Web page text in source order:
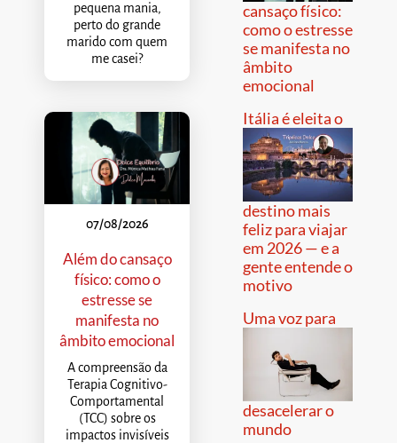
pequena mania,
perto do grande
marido com quem
me casei?
07/08/2026
Além do cansaço
físico: como o
estresse se
manifesta no
âmbito emocional
A compreensão da
Terapia Cognitivo-
Comportamental
(TCC) sobre os
impactos invisíveis
cansaço físico:
como o estresse
se manifesta no
âmbito
emocional
Itália é eleita o
destino mais
feliz para viajar
em 2026 — e a
gente entende o
motivo
Uma voz para
desacelerar o
mundo